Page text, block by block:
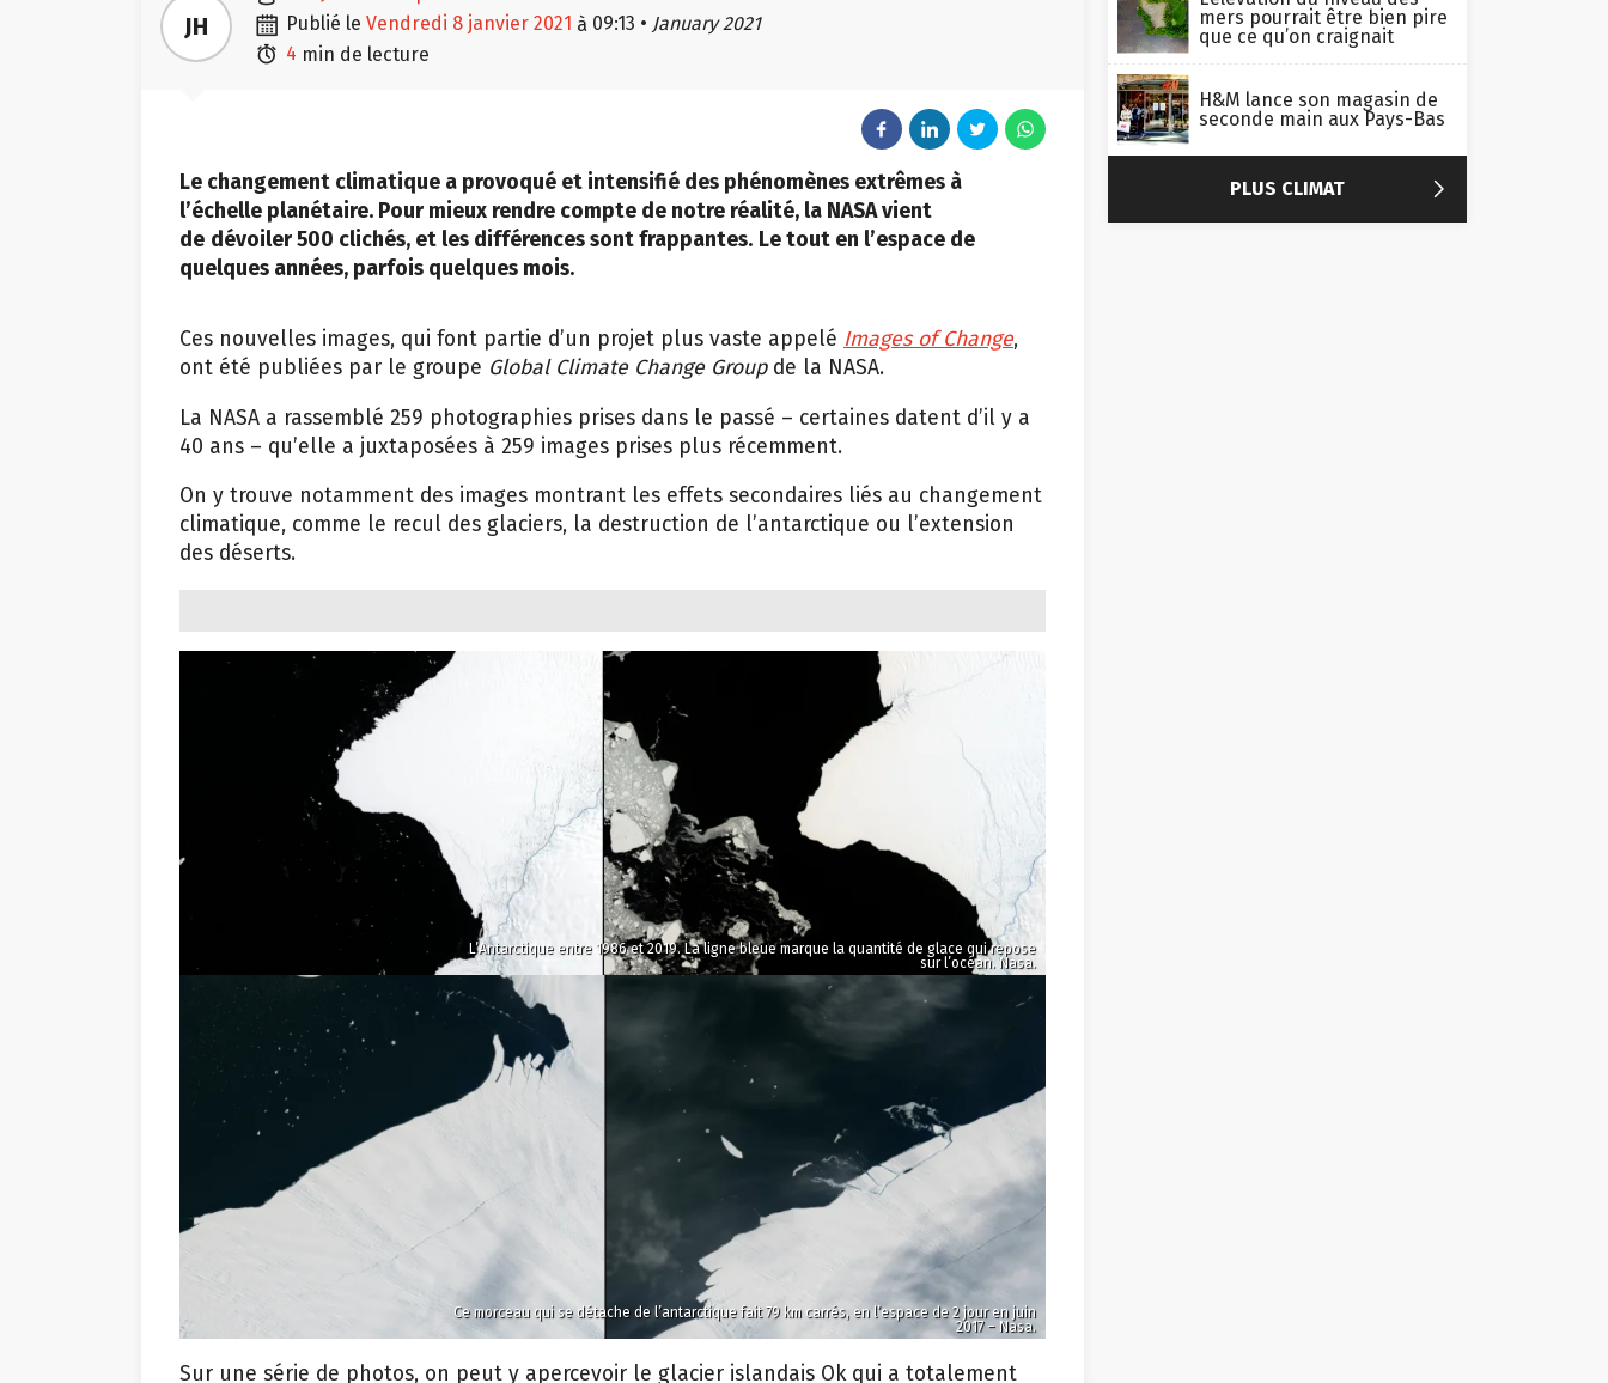
JH  publié le vendredi 8 janvier 2021 à 09:13 • January 2021
 4 min de lecture
Le changement climatique a provoqué et intensifié des phénomènes extrêmes à
l’échelle planétaire. Pour mieux rendre compte de notre réalité, la NASA vient
de dévoiler 500 clichés, et les différences sont frappantes. Le tout en l’espace de
quelques années, parfois quelques mois.
Ces nouvelles images, qui font partie d’un projet plus vaste appelé Images of Change,
ont été publiées par le groupe Global Climate Change Groupde la NASA.
La NASA a rassemblé 259 photographies prises dans le passé – certaines datent d’il y a
40 ans – qu’elle a juxtaposées à 259 images prises plus récemment.
On y trouve notamment des images montrant les effets secondaires liés au changement
climatique, comme le recul des glaciers, la destruction de l’antarctique ou l’extension
des déserts.
L’Antarctique entre 1986 et 2019. La ligne bleue marque la quantité de glace qui repose
sur l’océan. Nasa.
Ce morceau qui se détache de l’antarctique fait 79 km carrés, en l’espace de 2 jour en juin
2017 – Nasa.
Sur une série de photos, on peut y apercevoir le glacier islandais Ok qui a totalement
mers pourrait être bien pire
que ce qu’on craignait
H&M lance son magasin de
seconde main aux Pays-Bas
PLUS CLIMAT 